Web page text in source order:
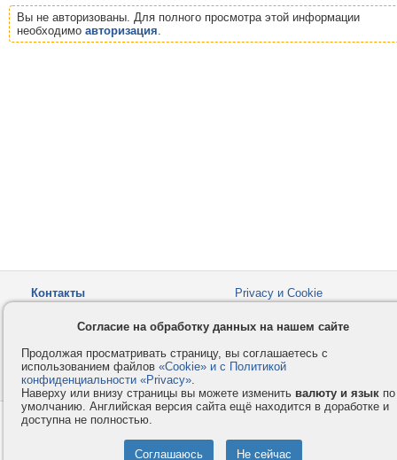
Вы не авторизованы. Для полного просмотра этой информации
необходимо авторизация.
Контакты
Privacy и Cookie
Как оплатить
Форумы
© 2008-2026VMESTE.EU
Согласие на обработку данных на нашем сайте
Продолжая просматривать страницу, вы соглашаетесь с
использованием файлов «Cookie» и с Политикой
конфиденциальности «Privacy».
Наверху или внизу страницы вы можете изменить валюту и язык по
умолчанию. Английская версия сайта ещё находится в доработке и
доступна не полностью.